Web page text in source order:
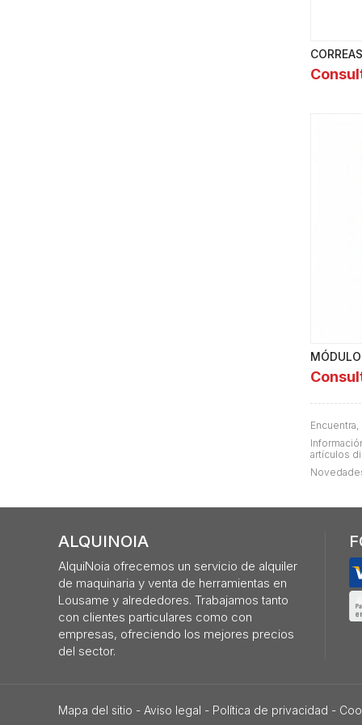
artículos
ALQUINOIA
AlquiNoia ofrecemos un servicio de alquiler
de maquinaria y venta de herramientas en
Lousame y alrededores. Trabajamos tanto
con clientes particulares como con
empresas, ofreciendo los mejores precios
del sector.
Mapa del sitio - Aviso legal - Política de privacidad -